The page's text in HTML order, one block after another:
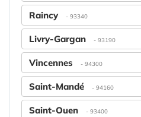
Raincy - 93340
Livry-Gargan - 93190
Vincennes - 94300
Saint-Mandé - 94160
Saint-Ouen - 93400